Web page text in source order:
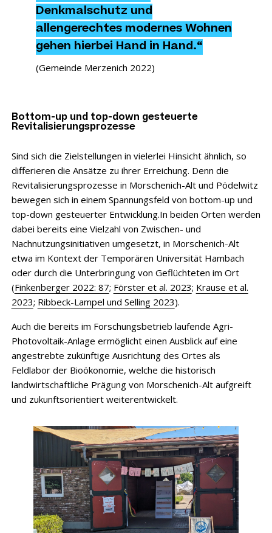
Denkmalschutz und
allengerechtes modernes Wohnen
gehen hierbei Hand in Hand.“
(Gemeinde Merzenich 2022)
Bottom-up und top-down gesteuerte
Revitalisierungsprozesse
Sind sich die Zielstellungen in vielerlei Hinsicht ähnlich, so
differieren die Ansätze zu ihrer Erreichung. Denn die
Revitalisierungsprozesse in Morschenich-Alt und Pödelwitz
bewegen sich in einem Spannungsfeld von bottom-up und
top-down gesteuerter Entwicklung.In beiden Orten werden
dabei bereits eine Vielzahl von Zwischen- und
Nachnutzungsinitiativen umgesetzt, in Morschenich-Alt
etwa im Kontext der Temporären Universität Hambach
oder durch die Unterbringung von Geflüchteten im Ort
(Finkenberger 2022: 87; Förster et al. 2023; Krause et al.
2023; Ribbeck-Lampel und Selling 2023).
Auch die bereits im Forschungsbetrieb laufende Agri-
Photovoltaik-Anlage ermöglicht einen Ausblick auf eine
angestrebte zukünftige Ausrichtung des Ortes als
Feldlabor der Bioökonomie, welche die historisch
landwirtschaftliche Prägung von Morschenich-Alt aufgreift
und zukunftsorientiert weiterentwickelt.